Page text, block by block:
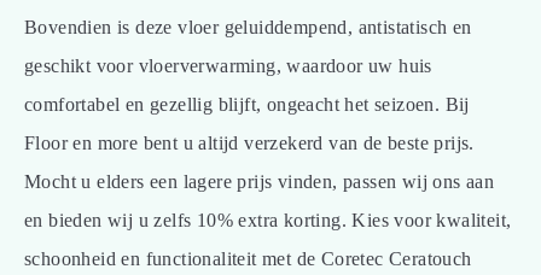
Bovendien is deze vloer geluiddempend, antistatisch en
geschikt voor vloerverwarming, waardoor uw huis
comfortabel en gezellig blijft, ongeacht het seizoen. Bij
Floor en more bent u altijd verzekerd van de beste prijs.
Mocht u elders een lagere prijs vinden, passen wij ons aan
en bieden wij u zelfs 10% extra korting. Kies voor kwaliteit,
schoonheid en functionaliteit met de Coretec Ceratouch